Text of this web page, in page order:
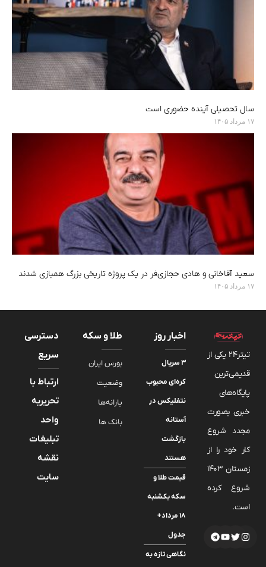
سال تحصیلی آینده حضوری است
۱۷ مرداد ۱۴۰۵
سعید آقاخانی و هادی حجازی‌فر در یک پروژه تاریخی بزرگ همبازی شدند
۱۷ مرداد ۱۴۰۵
تیتر24 یکی از
قدیمی‌ترین
پایگاه‌های
خبری بصورت
مجدد شروع
کار خود را از
زمستان 1403
شروع کرده
است.
اخبار روز
۳ سریال
کره‌ای محبوب
نتفلیکس در
آستانه
بازگشت
هستند
قیمت طلا و
سکه یکشنبه
۱۸ مرداد+
جدول
نگاهی تازه به
طلا و سکه
بورس ایران
وضعیت
یارانه‌ها
بانک ها
دسترسی
سریع
ارتباط با
تحریریه
واحد
تبلیغات
نقشه
سایت